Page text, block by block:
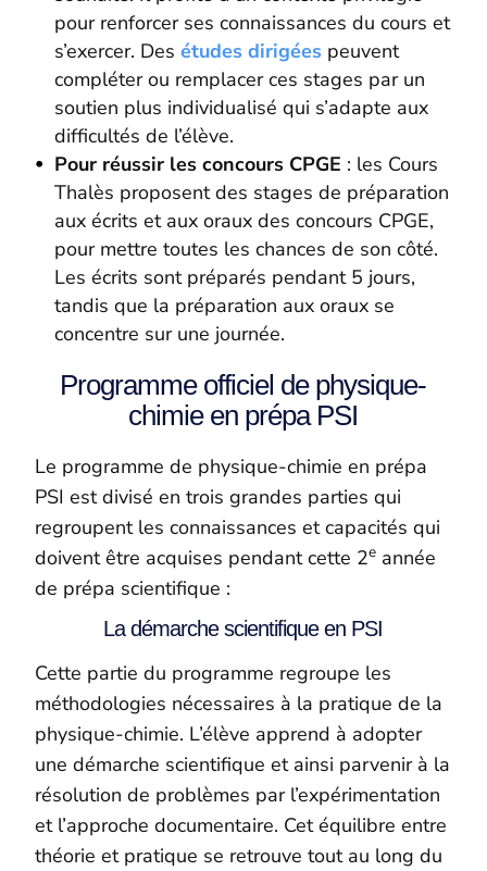
pour renforcer ses connaissances du cours et
s’exercer. Desétudes dirigées peuvent
compléter ou remplacer ces stages par un
soutien plus individualisé qui s’adapte aux
difficultés de l’élève.
Pour réussir les concours CPGE : les Cours
Thalès proposent des stages de préparation
aux écrits et aux oraux des concours CPGE,
pour mettre toutes les chances de son côté.
Les écrits sont préparés pendant 5 jours,
tandis que la préparation aux oraux se
concentre sur une journée.
Programme officiel de physique-
chimie en prépa PSI
Le programme de physique-chimie en prépa
PSI est divisé en trois grandes parties qui
regroupent les connaissances et capacités qui
doivent être acquises pendant cette 2e année
de prépa scientifique :
La démarche scientifique en PSI
Cette partie du programme regroupe les
méthodologies nécessaires à la pratique de la
physique-chimie. L’élève apprend à adopter
une démarche scientifique et ainsi parvenir à la
résolution de problèmes par l’expérimentation
et l’approche documentaire. Cet équilibre entre
théorie et pratique se retrouve tout au long du